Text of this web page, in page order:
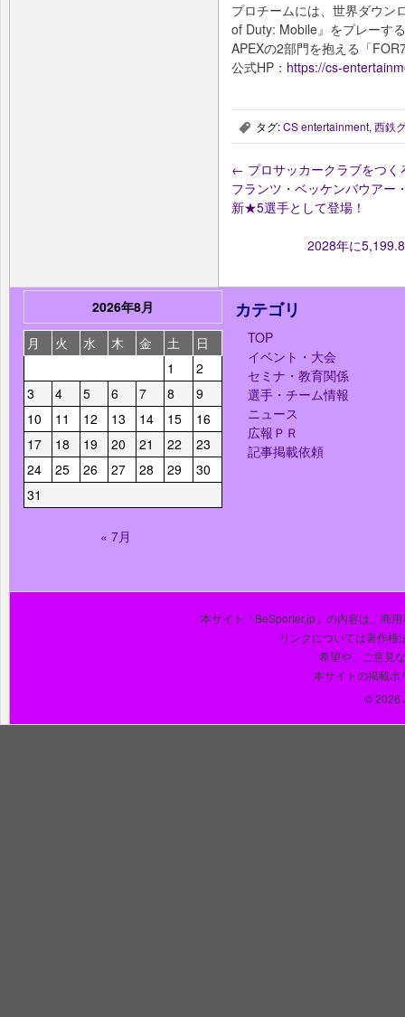
プロチームには、世界ダウン
of Duty: Mobile』をプレーす
APEXの2部門を抱える「
公式HP： https://cs-
, タグ:CS entertainment, 西鉄
← プロサッカークラブをつ
フランツ・ベッケンバウアー
新★5選手として登場！
2028年に
2026年8月
月
火 水 木 金 土
日
1
2
3
4 5 6 7 8
9
10
11 12 13 14 15
16
17
18 19 20 21 22
23
24
25 26 27 28 29
30
31
« 7月
カテゴリ
TOP
イベント・大会
セミナ・教育関係
選手・チーム情報
ニュース
広報ＰＲ
記事掲載依頼
本サイト「BeSporter.jp」の内容は、商
リンクについては著作権
希望や、ご意見
本サイトの掲載ポ
© 2026